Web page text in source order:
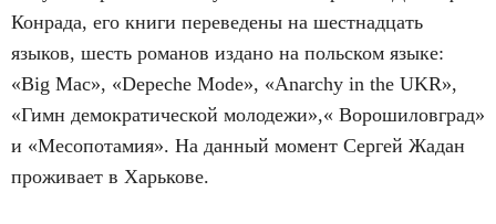
Конрада, его книги переведены на шестнадцать
языков, шесть романов издано на польском языке:
«Big Mac», «Depeche Mode», «Anarchy in the UKR»,
«Гимн демократической молодежи»,« Ворошиловград»
и «Месопотамия». На данный момент Сергей Жадан
проживает в Харькове.